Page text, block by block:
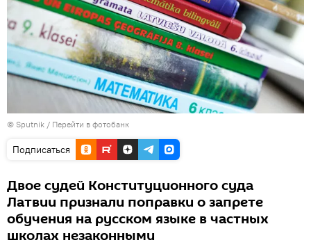
© Sputnik / Перейти в фотобанк
Подписаться
Двое судей Конституционного суда
Латвии признали поправки о запрете
обучения на русском языке в частных
школах незаконными